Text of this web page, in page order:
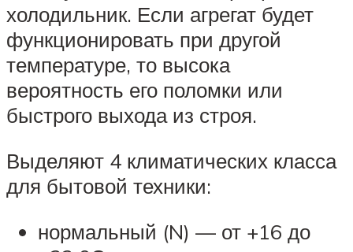
холодильник. Если агрегат будет
функционировать при другой
температуре, то высока
вероятность его поломки или
быстрого выхода из строя.
Выделяют 4 климатических класса
для бытовой техники:
нормальный (N) — от +16 до